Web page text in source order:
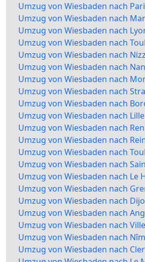
Umzug von Wiesbaden nach
Umzug von Wiesbaden nach
Umzug von Wiesbaden nach
Umzug von Wiesbaden nach
Umzug von Wiesbaden nach
Umzug von Wiesbaden nach
Umzug von Wiesbaden nach
Umzug von Wiesbaden nach
Umzug von Wiesbaden nach
Umzug von Wiesbaden nach Lille
Umzug von Wiesbaden nach
Umzug von Wiesbaden nach
Umzug von Wiesbaden nach
Umzug von Wiesbaden nach
Umzug von Wiesbaden nach Le
Umzug von Wiesbaden nach
Umzug von Wiesbaden nach
Umzug von Wiesbaden nach
Umzug von Wiesbaden nach
Umzug von Wiesbaden nach
Umzug von Wiesbaden nach